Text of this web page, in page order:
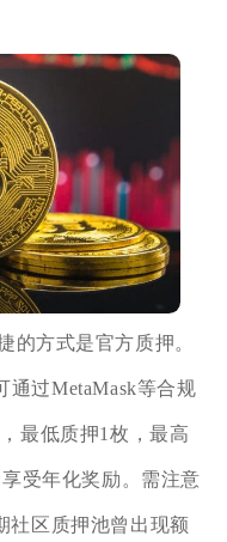
的方式是官方质押。
通过MetaMask等合规
最低质押1枚，最高
受年化奖励。需注意
社区质押池曾出现额